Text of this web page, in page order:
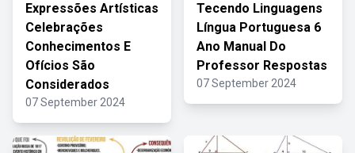
Expressões Artísticas
Celebrações
Conhecimentos E
Ofícios São
Considerados
07 September 2024
Tecendo Linguagens
Língua Portuguesa 6
Ano Manual Do
Professor Respostas
07 September 2024